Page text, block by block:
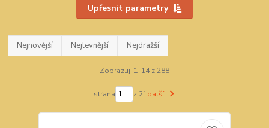
Upřesnit parametry
Nejnovější Nejlevnější Nejdražší
Zobrazuji 1-14 z 288
strana z 21další